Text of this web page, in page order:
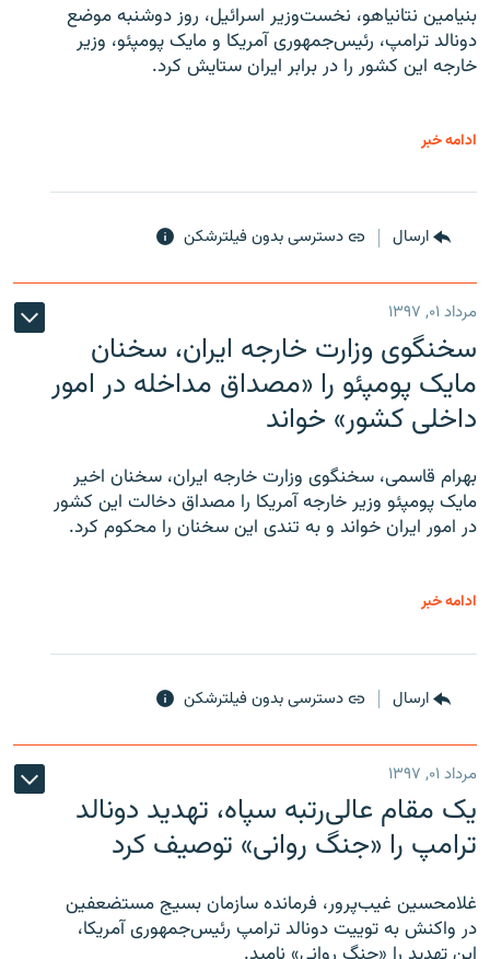
بنیامین نتانیاهو، نخست‌وزیر اسرائیل، روز دوشنبه موضع
دونالد ترامپ، رئیس‌جمهوری آمریکا و مایک پومپئو، وزیر
خارجه این کشور را در برابر ایران ستایش کرد.
ادامه خبر
ارسال دسترسی بدون فیلترشکن
مرداد ۰۱, ۱۳۹۷
سخنگوی وزارت خارجه ایران، سخنان
مایک پومپئو را «مصداق مداخله در امور
داخلی کشور» خواند
بهرام قاسمی، سخنگوی وزارت خارجه ایران، سخنان اخیر
مایک پومپئو وزیر خارجه آمریکا را مصداق دخالت این کشور
در امور ایران خواند و به تندی این سخنان را محکوم کرد.
ادامه خبر
ارسال دسترسی بدون فیلترشکن
مرداد ۰۱, ۱۳۹۷
یک مقام عالی‌رتبه سپاه، تهدید دونالد
ترامپ را «جنگ روانی» توصیف کرد
غلامحسین غیب‌پرور، فرمانده سازمان بسیج مستضعفین
در واکنش به توییت دونالد ترامپ رئیس‌جمهوری آمریکا،